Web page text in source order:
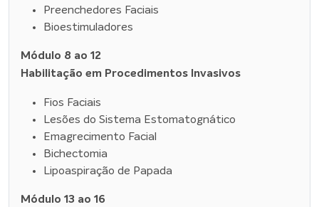
Preenchedores Faciais
Bioestimuladores
Módulo 8 ao 12
Habilitação em Procedimentos Invasivos
Fios Faciais
Lesões do Sistema Estomatognático
Emagrecimento Facial
Bichectomia
Lipoaspiração de Papada
Módulo 13 ao 16